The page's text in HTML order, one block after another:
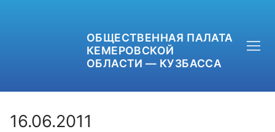
ОБЩЕСТВЕННАЯ ПАЛАТА
КЕМЕРОВСКОЙ
ОБЛАСТИ — КУЗБАССА
16.06.2011